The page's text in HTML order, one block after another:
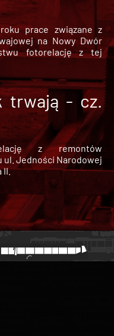
prace związane z
na Nowy Dwór
fotorelację z tej
trwają - cz.
z remontów
ul. Jedności Narodowej
II.